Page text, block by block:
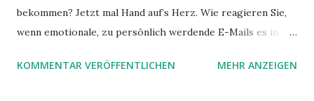
bekommen? Jetzt mal Hand auf’s Herz. Wie reagieren Sie,
wenn emotionale, zu persönlich werdende E-Mails es in
KOMMENTAR VERÖFFENTLICHEN MEHR ANZEIGEN